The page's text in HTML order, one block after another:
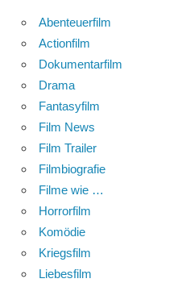
Abenteuerfilm
Actionfilm
Dokumentarfilm
Drama
Fantasyfilm
Film News
Film Trailer
Filmbiografie
Filme wie …
Horrorfilm
Komödie
Kriegsfilm
Liebesfilm